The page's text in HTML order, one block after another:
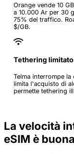
Orange vende 10
a 10.000 Ar per 30
75% del traffico.
$/GB.
Tethering
Telma interrompe
limita l'acquisto di
permette tethering
La velocità
eSIM è